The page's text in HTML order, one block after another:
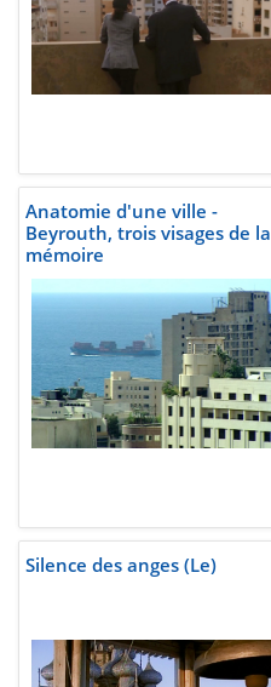
Anatomie d'une ville -
Beyrouth, trois visages de la
mémoire
Silence des anges (Le)